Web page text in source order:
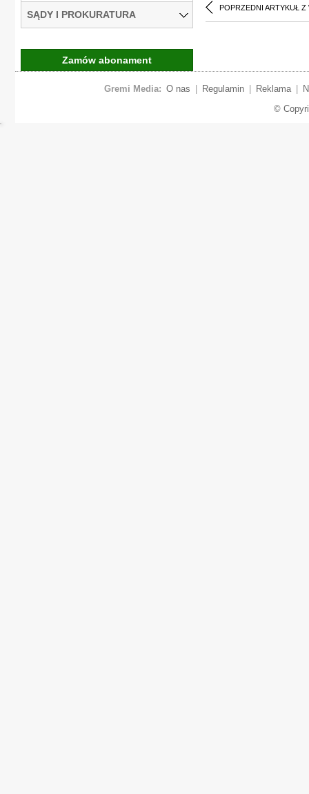
POPRZEDNI ARTYKUŁ Z
SĄDY I PROKURATURA
Zamów abonament
Gremi Media: O nas Regulamin Reklama
©